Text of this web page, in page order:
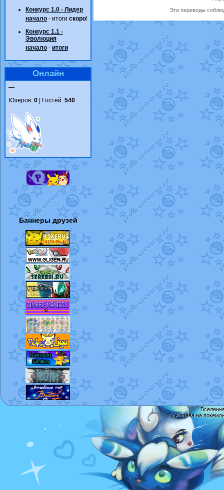
Конкурс 1.0 - Лидер
начало - итоги скоро!
Конкурс 1.1 -
Эволюция
начало - итоги
Онлайн
—
Юзеров: 0 | Гостей: 540
Баннеры друзей
Эти переводы
Все права на